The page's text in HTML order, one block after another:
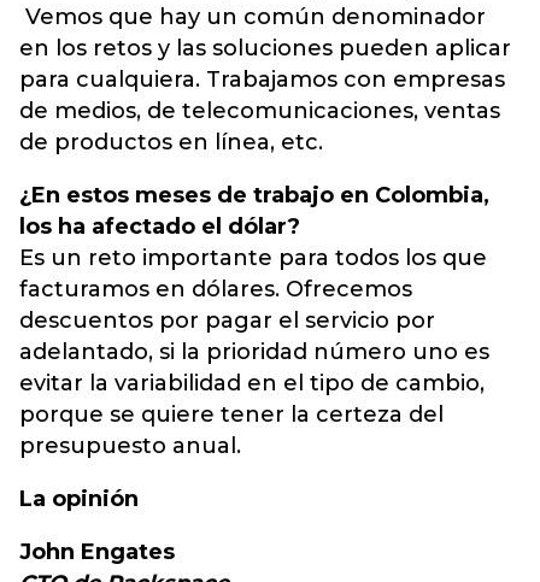
Vemos que hay un común denominador
en los retos y las soluciones pueden aplicar
para cualquiera. Trabajamos con empresas
de medios, de telecomunicaciones, ventas
de productos en línea, etc.
¿En estos meses de trabajo en Colombia,
los ha afectado el dólar?
Es un reto importante para todos los que
facturamos en dólares. Ofrecemos
descuentos por pagar el servicio por
adelantado, si la prioridad número uno es
evitar la variabilidad en el tipo de cambio,
porque se quiere tener la certeza del
presupuesto anual.
La opinión
John Engates